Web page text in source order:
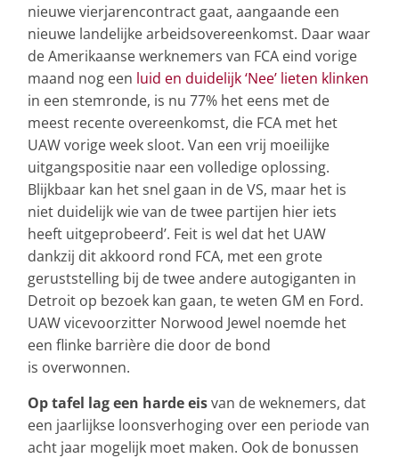
nieuwe vierjarencontract gaat, aangaande een
nieuwe landelijke arbeidsovereenkomst. Daar waar
de Amerikaanse werknemers van FCA eind vorige
maand nog een luid en duidelijk ‘Nee’ lieten klinken
in een stemronde, is nu 77% het eens met de
meest recente overeenkomst, die FCA met het
UAW vorige week sloot. Van een vrij moeilijke
uitgangspositie naar een volledige oplossing.
Blijkbaar kan het snel gaan in de VS, maar het is
niet duidelijk wie van de twee partijen hier iets
heeft uitgeprobeerd’. Feit is wel dat het UAW
dankzij dit akkoord rond FCA, met een grote
geruststelling bij de twee andere autogiganten in
Detroit op bezoek kan gaan, te weten GM en Ford.
UAW vicevoorzitter Norwood Jewel noemde het
een flinke barrière die door de bond
is overwonnen.
Op tafel lag een harde eisvan de weknemers, dat
een jaarlijkse loonsverhoging over een periode van
acht jaar mogelijk moet maken. Ook de bonussen